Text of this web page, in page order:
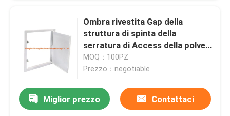
Casa
Prodotti
Circa noi
Ombra rivestita Gap della
struttura di spinta della
serratura di Access della polvere
bianca d'acciaio a livello del
pannello
MOQ：100PZ
Prezzo：negotiable
Miglior prezzo Contattaci
Accessori del muro a secco dell'acciaio dolce con il supporto dell'OEM dell'acciaio per costruzioni edili